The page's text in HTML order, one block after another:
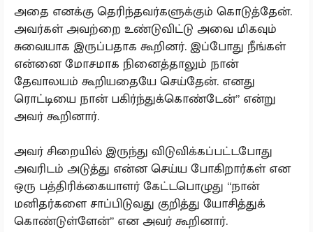
அதை எனக்கு தெரிந்தவர்களுக்கும் கொடுத்தேன்.
அவர்கள் அவற்றை உண்டுவிட்டு அவை மிகவும்
சுவையாக இருப்பதாக கூறினர். இப்போது நீங்கள்
என்னை மோசமாக நினைத்தாலும் நான்
தேவாலயம் கூறியதையே செய்தேன். எனது
ரொட்டியை நான் பகிர்ந்துக்கொண்டேன்” என்று
அவர் கூறினார்.
அவர் சிறையில் இருந்து விடுவிக்கப்பட்டபோது
அவரிடம் அடுத்து என்ன செய்ய போகிறார்கள் என
ஒரு பத்திரிக்கையாளர் கேட்டபொழுது “நான்
மனிதர்களை சாப்பிடுவது குறித்து யோசித்துக்
கொண்டுள்ளேன்” என அவர் கூறினார்.